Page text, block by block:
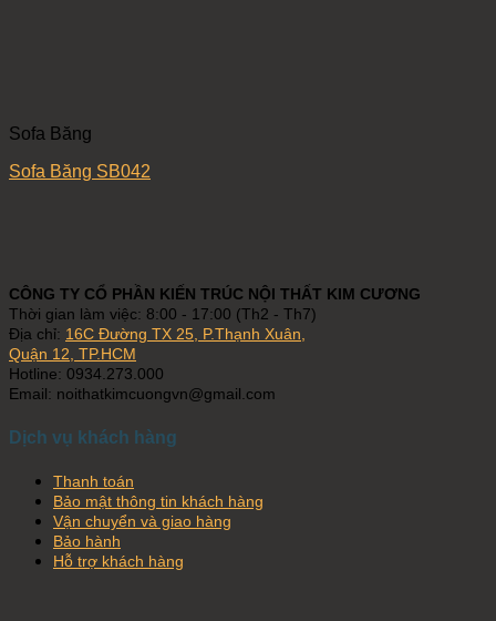
Sofa Băng
Sofa Băng SB042
CÔNG TY CỔ PHẦN KIẾN TRÚC NỘI THẤT KIM CƯƠNG
Thời gian làm việc: 8:00 - 17:00 (Th2 - Th7)
Địa chỉ: 16C Đường TX 25, P.Thạnh Xuân,
Quận 12, TP.HCM
Hotline: 0934.273.000
Email: noithatkimcuongvn@gmail.com
Dịch vụ khách hàng
Thanh toán
Bảo mật thông tin khách hàng
Vận chuyển và giao hàng
Bảo hành
Hỗ trợ khách hàng